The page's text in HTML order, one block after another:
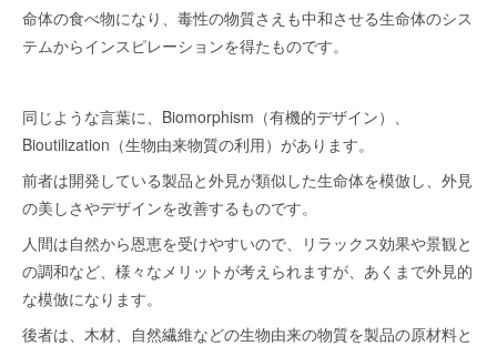
命体の食べ物になり、毒性の物質さえも中和させる生命体のシス
テムからインスピレーションを得たものです。
同じような言葉に、Biomorphism（有機的デザイン）、
Bioutilization（生物由来物質の利用）があります。
前者は開発している製品と外見が類似した生命体を模倣し、外見
の美しさやデザインを改善するものです。
人間は自然から恩恵を受けやすいので、リラックス効果や景観と
の調和など、様々なメリットが考えられますが、あくまで外見的
な模倣になります。
後者は、木材、自然繊維などの生物由来の物質を製品の原材料と